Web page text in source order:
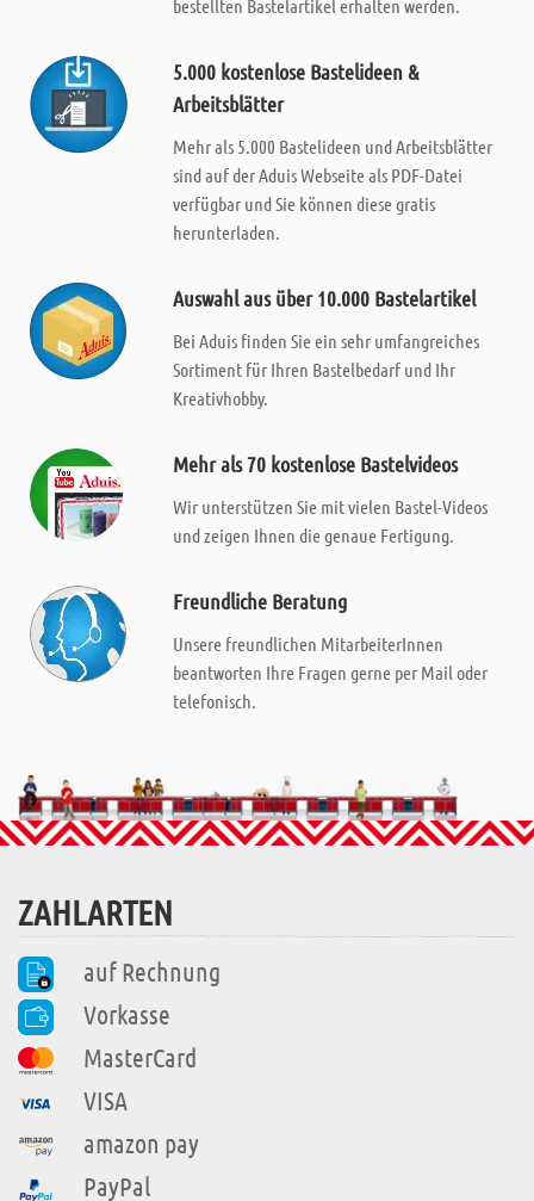
bestellten Bastelartikel erhalten werden.
5.000 kostenlose Bastelideen &
Arbeitsblätter
Mehr als 5.000 Bastelideen und Arbeitsblätter
sind auf der Aduis Webseite als PDF-Datei
verfügbar und Sie können diese gratis
herunterladen.
Auswahl aus über 10.000 Bastelartikel
Bei Aduis finden Sie ein sehr umfangreiches
Sortiment für Ihren Bastelbedarf und Ihr
Kreativhobby.
Mehr als 70 kostenlose Bastelvideos
Wir unterstützen Sie mit vielen Bastel-Videos
und zeigen Ihnen die genaue Fertigung.
Freundliche Beratung
Unsere freundlichen MitarbeiterInnen
beantworten Ihre Fragen gerne per Mail oder
telefonisch.
ZAHLARTEN
auf Rechnung
Vorkasse
MasterCard
VISA
amazon pay
PayPal